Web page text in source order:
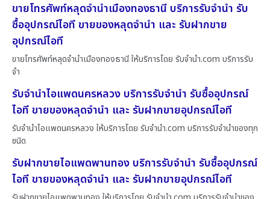
ขายโทรศัพท์หลุดจำนำเมืองทองธานี บริการรับจำนำ รับ
ซื้ออุปกรณ์ไอที ขายของหลุดจำนำ และ รับฝากขาย
อุปกรณ์ไอที
ขายโทรศัพท์หลุดจำนำเมืองทองธานี ให้บริการโดย รับจํานํา.com บริการรับ
จำ
รับจำนำไอแพดนครหลวง บริการรับจำนำ รับซื้ออุปกรณ์
ไอที ขายของหลุดจำนำ และ รับฝากขายอุปกรณ์ไอที
รับจำนำไอแพดนครหลวง ให้บริการโดย รับจํานํา.com บริการรับจำนำของทุก
ชนิด
รับฝากขายไอแพดพานทอง บริการรับจำนำ รับซื้ออุปกรณ์
ไอที ขายของหลุดจำนำ และ รับฝากขายอุปกรณ์ไอที